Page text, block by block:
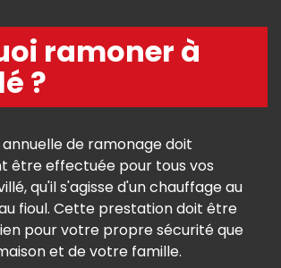
ramoner à
?
de ramonage doit
être effectuée pour tous vos
qu'il s'agisse d'un chauffage au
fioul. Cette prestation doit être
pour votre propre sécurité que
et de votre famille.